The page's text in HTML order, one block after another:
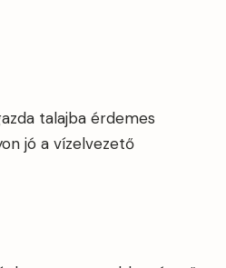
talajba érdemes
jó a vízelvezető